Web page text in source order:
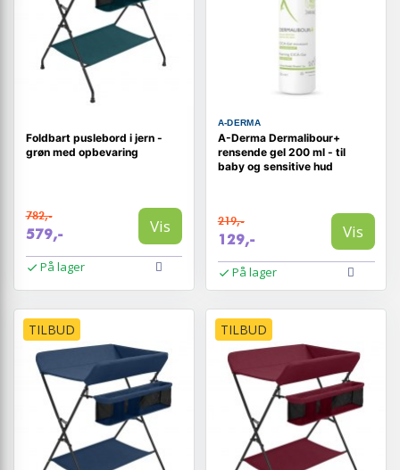
Foldbart puslebord i jern -
grøn med opbevaring
782,-
579,- Vis
På lager
A-DERMA
A-Derma Dermalibour+
rensende gel 200 ml - til
baby og sensitive hud
219,-
129,- Vis
På lager
TILBUD TILBUD